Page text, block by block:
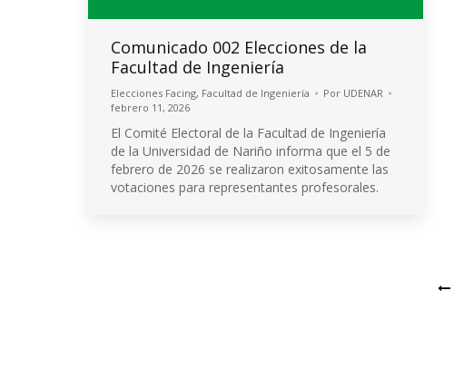
Comunicado 002 Elecciones de la
Facultad de Ingeniería
Elecciones Facing, Facultad de Ingeniería Por UDENAR
febrero 11, 2026
El Comité Electoral de la Facultad de Ingeniería
de la Universidad de Nariño informa que el 5 de
febrero de 2026 se realizaron exitosamente las
votaciones para representantes profesorales.